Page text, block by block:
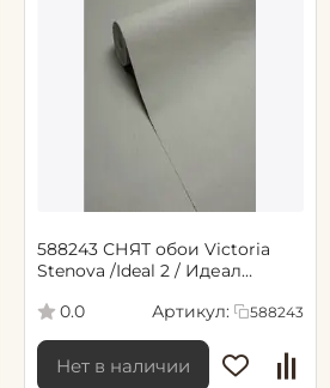
588243 СНЯТ обои Victoria
Stenova /Ideal 2 / Идеал
0.0
Артикул: 588243
Нет в наличии